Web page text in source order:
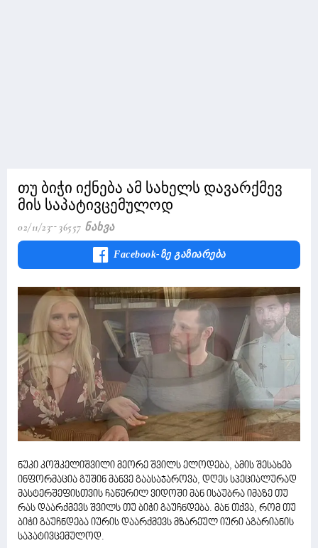
თუ ბიჭი იქნება ამ სახელს დავარქმევ
მის საპატივცემულოდ
02/11/23 36557 Ნახვა
Facebook-Ზე Გაზიარება
ნუკი კოშკელიშვილი მეორე შვილს ელოდება, ამის შესახებ
ინფორმაცია გუშინ მანვე გაასაჯაროვა, დღეს სპეციალურად
მასტერშეფისთვის ჩაწერილ ვიდოში მან ისაუბრა იმაზე თუ
რას დაარქმევს შვილს თუ ბიჭი გაუჩნდება. მან თქვა, რომ თუ
ბიჭი გაუჩნდება იურის დაარქმევს მზარეულ იური აგარიანის
საპატივცემულოდ.